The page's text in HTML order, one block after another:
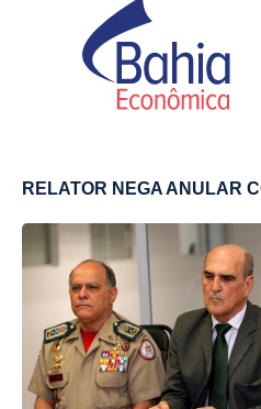
RELATOR NEGA ANULAR